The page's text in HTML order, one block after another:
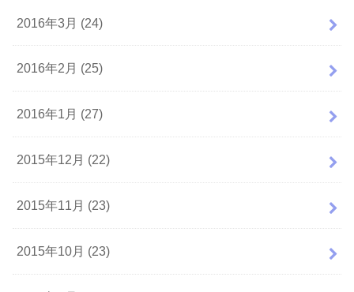
2016年3月 (24)
2016年2月 (25)
2016年1月 (27)
2015年12月 (22)
2015年11月 (23)
2015年10月 (23)